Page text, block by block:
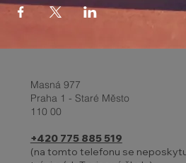
Masná 977
Praha 1 - Staré Město
110 00
+420 775 885 519
(na tomto telefonu se